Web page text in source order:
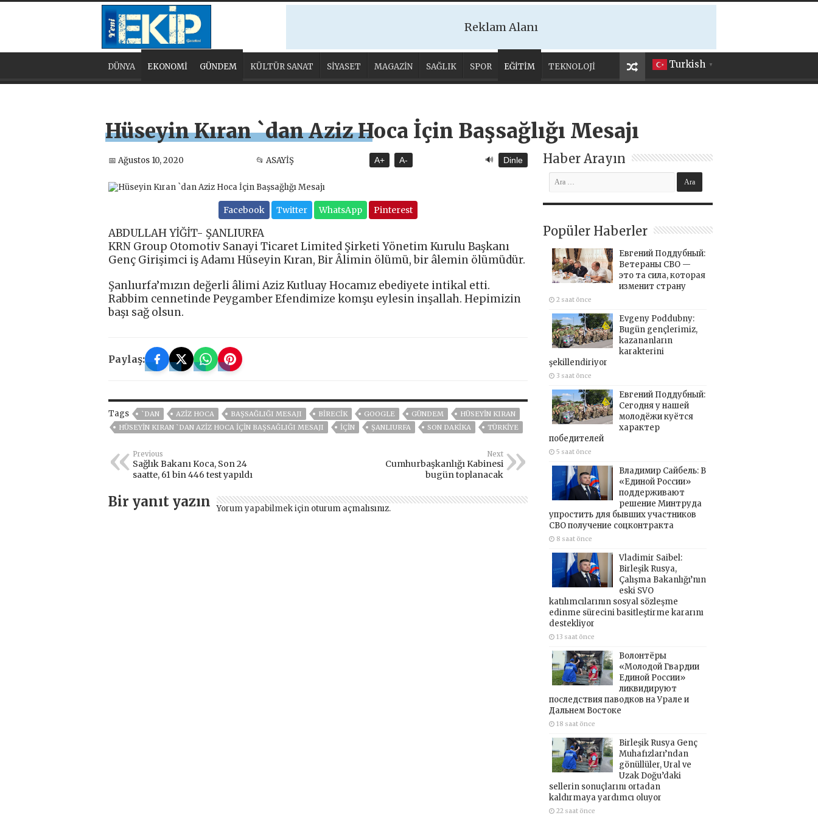
Reklam Alanı
Turkish ▼
DÜNYA EKONOMİ GÜNDEM KÜLTÜR SANAT SİYASET MAGAZİN SAĞLIK SPOR EĞİTİM TEKNOLOJİ
Hüseyin Kıran `dan Aziz Hoca İçin Başsağlığı Mesajı
📅 Ağustos 10, 2020 📂 ASAYİŞ A+ A- 🔊 Dinle
Facebook Twitter WhatsApp Pinterest
ABDULLAH YİĞİT- ŞANLIURFA
KRN Group Otomotiv Sanayi Ticaret Limited Şirketi Yönetim Kurulu Başkanı
Genç Girişimci iş Adamı Hüseyin Kıran, Bir Âlimin ölümü, bir âlemin ölümüdür.
Şanlıurfa’mızın değerli âlimi Aziz Kutluay Hocamız ebediyete intikal etti.
Rabbim cennetinde Peygamber Efendimize komşu eylesin inşallah. Hepimizin
başı sağ olsun.
Paylaş:
Tags `DAN AZIZ HOCA BAŞSAĞLIĞI MESAJI BİRECİK GOOGLE GÜNDEM
HÜSEYIN KIRAN
HÜSEYIN KIRAN `DAN AZIZ HOCA İÇIN BAŞSAĞLIĞI MESAJI
İÇİN ŞANLIURFA SON DAKIKA TÜRKİYE
Previous
Sağlık Bakanı Koca, Son 24
saatte, 61 bin 446 test yapıldı
Next
Cumhurbaşkanlığı Kabinesi
bugün toplanacak
Bir yanıt yazın Yorum yapabilmek için oturum açmalısınız.
Haber Arayın
Popüler Haberler
Евгений Поддубный:
Ветераны СВО —
это та сила, которая
изменит страну
2 saat önce
Evgeny Poddubny:
Bugün gençlerimiz,
kazananların
karakterini
şekillendiriyor
3 saat önce
Евгений Поддубный:
Сегодня у нашей
молодёжи куётся
характер
победителей
5 saat önce
Владимир Сайбель: В
«Единой России»
поддерживают
решение Минтруда
упростить для бывших участников
СВО получение соцконтракта
8 saat önce
Vladimir Saibel:
Birleşik Rusya,
Çalışma Bakanlığı’nın
eski SVO
katılımcılarının sosyal sözleşme
edinme sürecini basitleştirme kararını
destekliyor
13 saat önce
Волонтёры
«Молодой Гвардии
Единой России»
ликвидируют
последствия паводков на Урале и
Дальнем Востоке
18 saat önce
Birleşik Rusya Genç
Muhafızları’ndan
gönüllüler, Ural ve
Uzak Doğu’daki
sellerin sonuçlarını ortadan
kaldırmaya yardımcı oluyor
22 saat önce